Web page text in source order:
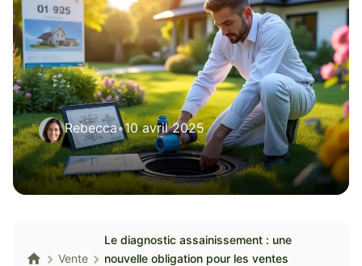
Rebecca•10 avril 2025
Vente
Le diagnostic assainissement : une
nouvelle obligation pour les ventes